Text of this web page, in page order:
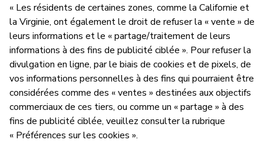
« Les résidents de certaines zones, comme la Californie et
la Virginie, ont également le droit de refuser la « vente » de
leurs informations et le « partage/traitement de leurs
informations à des fins de publicité ciblée ». Pour refuser la
divulgation en ligne, par le biais de cookies et de pixels, de
vos informations personnelles à des fins qui pourraient être
considérées comme des « ventes » destinées aux objectifs
commerciaux de ces tiers, ou comme un « partage » à des
fins de publicité ciblée, veuillez consulter la rubrique
« Préférences sur les cookies ».